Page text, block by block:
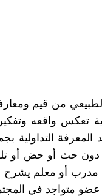
من قيم
تعكس واقعه
التداولية
دون حث أو حض أو
مدرب أو معلم يشرح
عضو متواجد في